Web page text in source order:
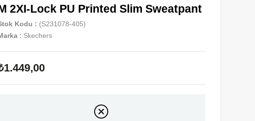
2XI-Lock PU Printed Slim Sweatpant
Kodu
(S231078-405)
: Skechers